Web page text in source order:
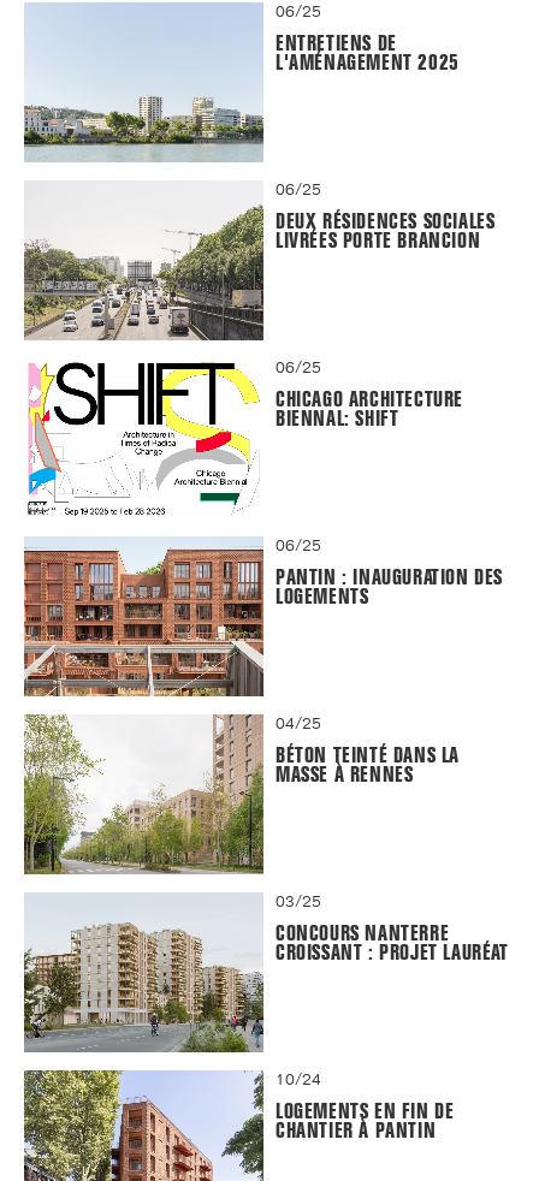
06/25
ENTRETIENS DE
L'AMÉNAGEMENT 2025
06/25
DEUX RÉSIDENCES SOCIALES
LIVRÉES PORTE BRANCION
06/25
CHICAGO ARCHITECTURE
BIENNAL: SHIFT
06/25
PANTIN : INAUGURATION DES
LOGEMENTS
04/25
BÉTON TEINTÉ DANS LA
MASSE À RENNES
03/25
CONCOURS NANTERRE
CROISSANT : PROJET LAURÉAT
10/24
LOGEMENTS EN FIN DE
CHANTIER À PANTIN